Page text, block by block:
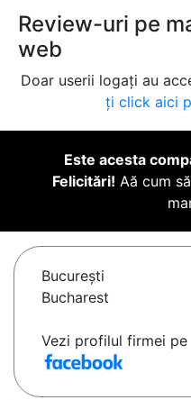
Review-uri pe
web
Doar userii logați au
ți click aici
Este acesta
Felicitări! Aă cum
Bucureşti
Bucharest
Vezi profilul firmei pe